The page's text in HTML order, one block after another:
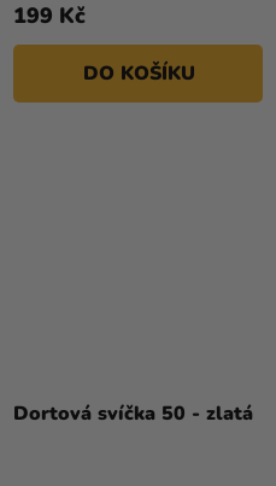
199 Kč
DO KOŠÍKU
Dortová svíčka 50 - zlatá